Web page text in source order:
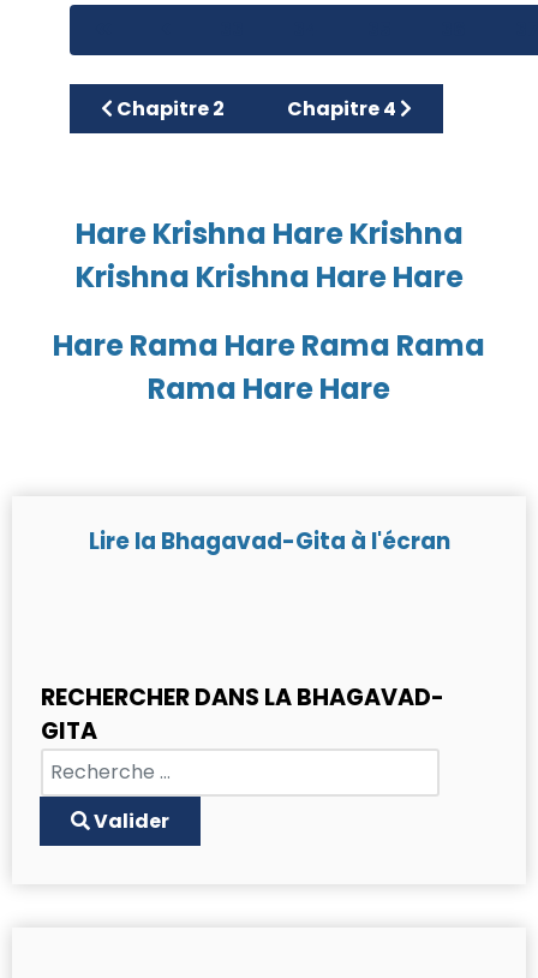
Article précédent : Chapitre 2
Chapitre 2 Article suivant :
Chapitre 4
Hare Krishna Hare Krishna
Krishna Krishna Hare Hare
Hare Rama Hare Rama Rama
Rama Hare Hare
Lire la Bhagavad-Gita à l'écran
RECHERCHER DANS LA BHAGAVAD-
GITA
Chercher
Type 2 or more characters for results.
Valider